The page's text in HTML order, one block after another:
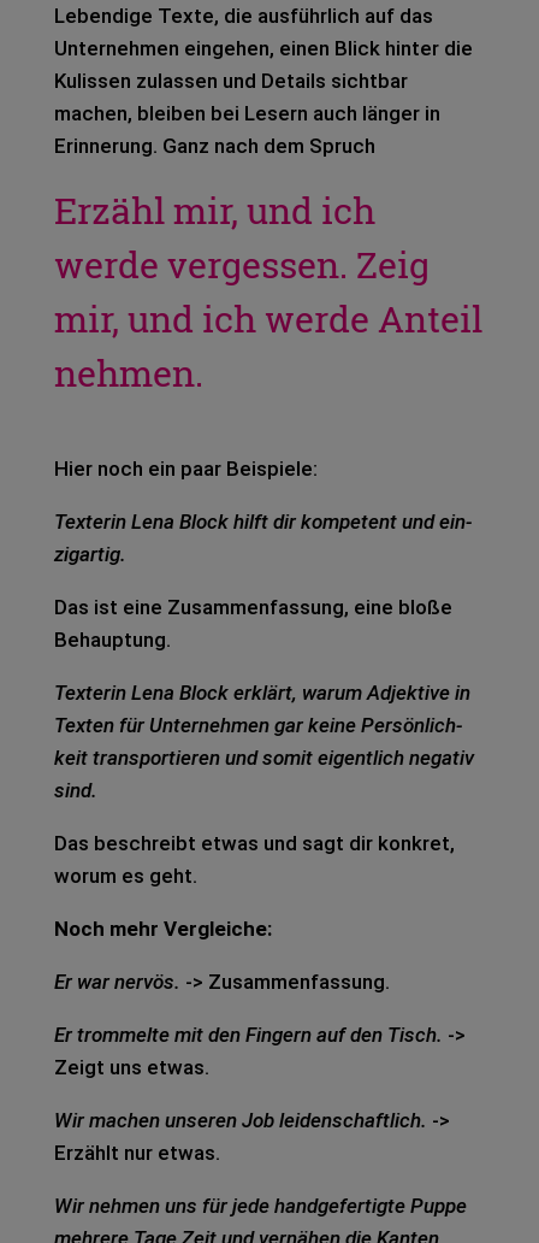
Leben­di­ge Texte, die aus­führ­lich auf das
Unter­neh­men ein­ge­hen, einen Blick hin­ter die
Kulis­sen zulas­sen und Details sicht­bar
machen, blei­ben bei Lesern auch län­ger in
Erin­ne­rung. Ganz nach dem Spruch
Erzähl mir, und ich
werde vergessen. Zeig
mir, und ich werde Anteil
nehmen.
Hier noch ein paar Bei­spie­le:
Tex­te­rin Lena Block hilft dir kom­pe­tent und ein­
zig­ar­tig.
Das ist eine Zusam­men­fas­sung, eine bloße
Behaup­tung.
Tex­te­rin Lena Block erklärt, warum Adjek­ti­ve in
Tex­ten für Unter­neh­men gar keine Per­sön­lich­
keit trans­por­tie­ren und somit eigent­lich nega­tiv
sind.
Das beschreibt etwas und sagt dir kon­kret,
worum es geht.
Noch mehr Ver­glei­che:
Er war ner­vös. -> Zusam­men­fas­sung.
Er trom­mel­te mit den Fin­gern auf den Tisch. ->
Zeigt uns etwas.
Wir machen unse­ren Job lei­den­schaft­lich. ->
Erzählt nur etwas.
Wir neh­men uns für jede hand­ge­fer­tig­te Puppe
meh­re­re Tage Zeit und ver­nä­hen die Kan­ten